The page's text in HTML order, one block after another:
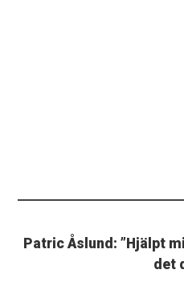
Patric Åslund: ”Hjälpt
det